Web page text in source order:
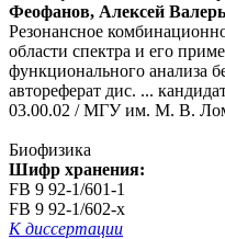
Феофанов, Алексей
Резонансное
области спектра и его
функционального анализа
автореферат дис. ...
03.00.02 / МГУ им. М. В.
Биофизика
Шифр хранения:
FB 9 92-1/601-1
FB 9 92-1/602-x
К диссертации